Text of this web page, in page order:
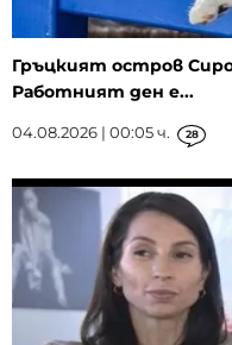
Гръцкият остров
Работният ден е...
04.08.2026 | 00:05 ч. 28